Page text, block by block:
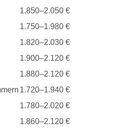
1.850–2.050 €
1.750–1.980 €
1.820–2.030 €
1.900–2.120 €
1.880–2.120 €
1.720–1.940 €
1.780–2.020 €
1.860–2.120 €